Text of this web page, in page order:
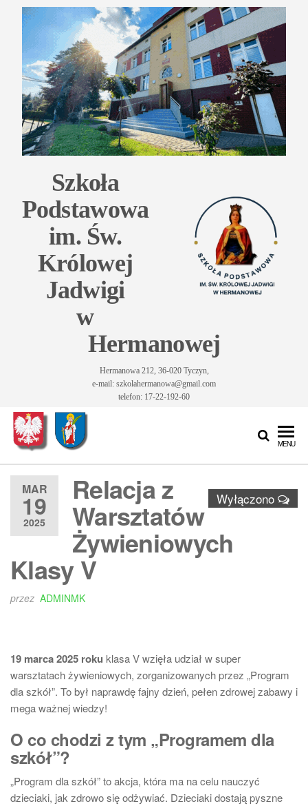
Przejdź
Szkoła
Podstawowa
im. Św.
Królowej
Jadwigi
w
Hermanowej
Hermanowa 212, 36-020 Tyczyn,
e-mail: szkolahermanowa@gmail.com
telefon: 17-22-192-60
Podstawowa
im. Św.
Królowej
Jadwigi w
Hermanowej
im. Św.
Królowej
Jadwigi w
Hermanowej
MENU
MAR
19
2025
Wyłączono
Relacja z
Warsztatów
Żywieniowych
Klasy V
przez ADMINMK
19 marca 2025 roku klasa V wzięła udział w super
warsztatach żywieniowych, zorganizowanych przez „Program
dla szkół”. To był naprawdę fajny dzień, pełen zdrowej zabawy i
mega ważnej wiedzy!
O co chodzi z tym „Programem dla
szkół”?
„Program dla szkół” to akcja, która ma na celu nauczyć
dzieciaki, jak zdrowo się odżywiać. Dzieciaki dostają pyszne